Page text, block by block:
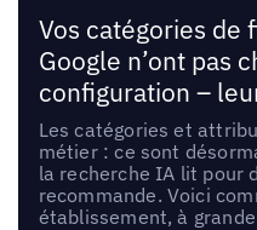
Vos catégories de
Google n’ont pas
configuration –
Les catégories et
métier : ce sont
la recherche IA lit pour
recommande. Voici
établissement, à